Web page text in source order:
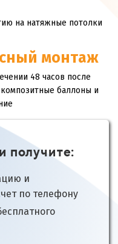
на натяжные потолки
монтаж
48 часов после
баллоны и
получите:
и
по телефону